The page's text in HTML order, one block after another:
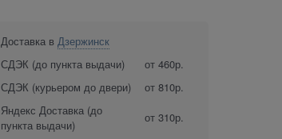
Доставка в Дзержинск
СДЭК (до пункта выдачи)
от 460р.
СДЭК (курьером до двери)
от 810р.
Яндекс Доставка (до
пункта выдачи)
от 310р.